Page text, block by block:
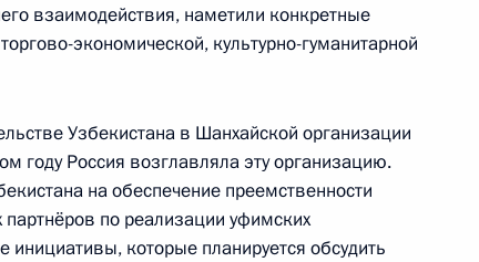
взаимодействия, наметили конкретные
экономической, культурно-гуманитарной
Узбекистана в Шанхайской организации
году Россия возглавляла эту организацию.
на обеспечение преемственности
по реализации уфимских
которые планируется обсудить